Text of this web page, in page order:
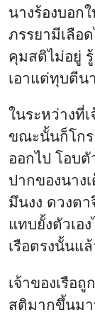
นางร้องบอก
ภรรยามีเลือ
คุมสติไม่อยู่
เอาแต่ทุบตีน
ในระหว่างที่
ขณะนั้นก็โกร
ออกไป โอบ
ปากของนาง
มึนงง ดวงต
แทบยั้งตัวเอ
เรือตรงนั้นแล้
เจ้าของเรือ
สติมากขึ้นมา